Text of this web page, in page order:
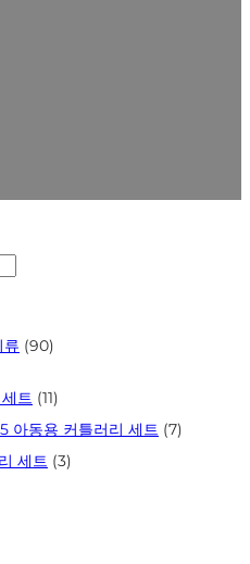
류 9090
품
트 1111
상
품
아동용 커틀러리 세트 77
세트 33